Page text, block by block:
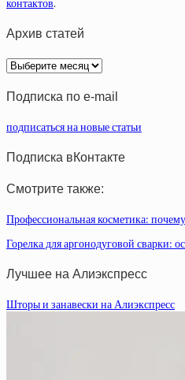
контактов.
Архив статей
Архив
статей
Подписка по e-mail
подписаться на новые статьи
Подписка вКонтакте
Смотрите также:
Профессиональная косметика:
Горелка для аргонодуговой сварки:
Лучшее на Алиэкспресс
Шторы и занавески на Алиэкспресс